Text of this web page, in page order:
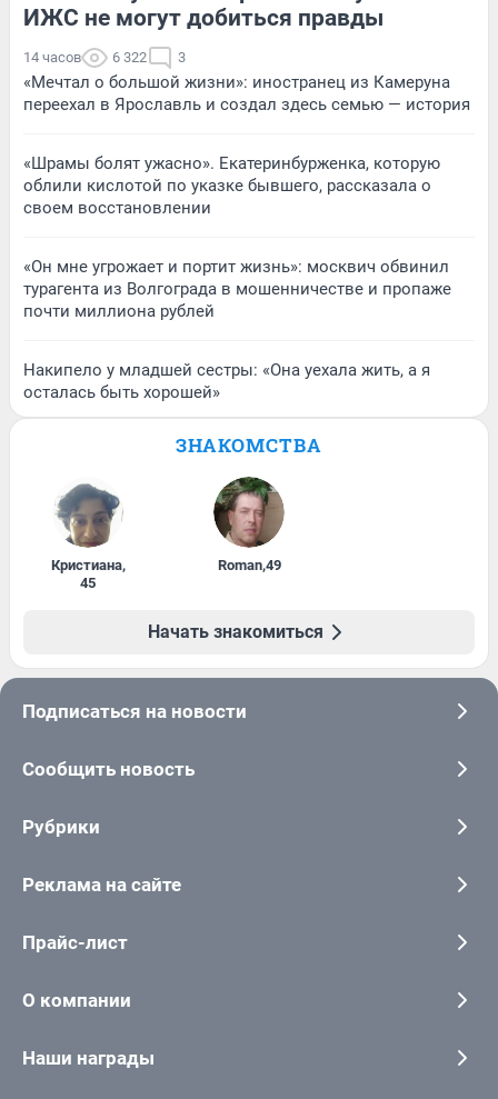
ИЖС не могут добиться правды
14 часов 6 322 3
«Мечтал о большой жизни»: иностранец из Камеруна
переехал в Ярославль и создал здесь семью — история
«Шрамы болят ужасно». Екатеринбурженка, которую
облили кислотой по указке бывшего, рассказала о
своем восстановлении
«Он мне угрожает и портит жизнь»: москвич обвинил
турагента из Волгограда в мошенничестве и пропаже
почти миллиона рублей
Накипело у младшей сестры: «Она уехала жить, а я
осталась быть хорошей»
ЗНАКОМСТВА
Кристиана,
45
Roman,49
Начать знакомиться
Подписаться на новости
Сообщить новость
Рубрики
Реклама на сайте
Прайс-лист
О компании
Наши награды